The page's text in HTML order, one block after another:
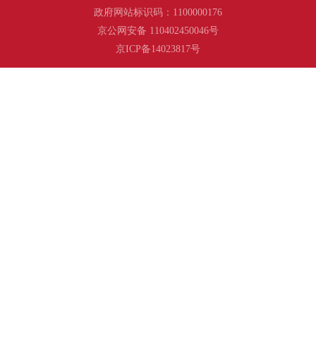
政府网站标识码：1100000176
京公网安备 110402450046号
京ICP备14023817号